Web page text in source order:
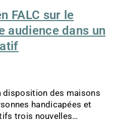
FALC sur le
audience dans un
disposition des maisons
handicapées et
trois nouvelles